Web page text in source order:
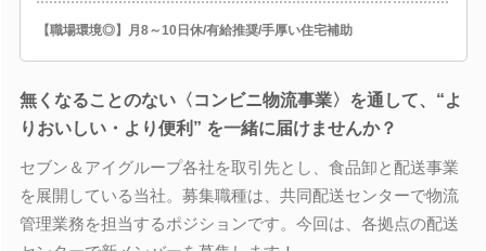
【職場環境◎】月8～10日休/有給推奨/手厚い住宅補助
無くなることのない〈コンビニ物流事業〉を通して、“よ
りおいしい・より便利” を一緒に届けませんか？
セブン＆アイグループ各社を取引先とし、食品卸と配送事業
を展開している当社。募集職種は、共同配送センターで物流
管理業務を担当するポジションです。今回は、各拠点の配送